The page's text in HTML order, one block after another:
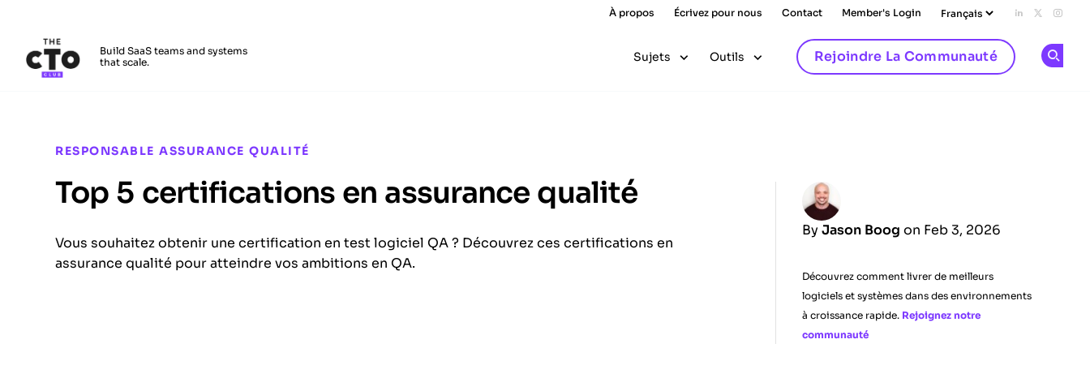
À propos Écrivez pour nous Contact Member's Login Add us on
Follow
Build SaaS teams and systems
that scale.
Sujets Outils Rejoindre La Communauté
RESPONSABLE ASSURANCE QUALITÉ
Top 5 certifications en assurance qualité
By Jason Boog on Feb 3, 2026
Découvrez comment livrer de meilleurs
logiciels et systèmes dans des environnements
à croissance rapide. Rejoignez notre
communauté
Vous souhaitez obtenir une certification en test logiciel QA ? Découvrez ces certifications en
assurance qualité pour atteindre vos ambitions en QA.